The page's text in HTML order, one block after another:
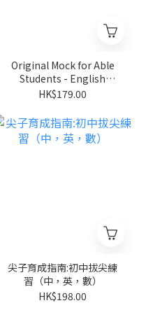
Original Mock for Able
Students - English
Listening F1(Joint Us)
HK$179.00
尖子育成指南:初中拔尖練
習（中，英，數）
HK$198.00